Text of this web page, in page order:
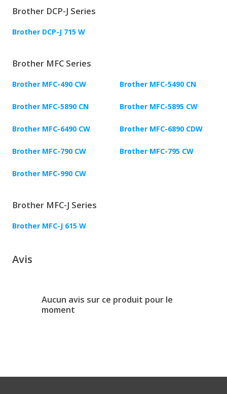
Brother DCP-J Series
Brother DCP-J 715 W
Brother MFC Series
Brother MFC-490 CW Brother MFC-5490 CN
Brother MFC-5890 CN Brother MFC-5895 CW
Brother MFC-6490 CW Brother MFC-6890 CDW
Brother MFC-790 CW Brother MFC-795 CW
Brother MFC-990 CW
Brother MFC-J Series
Brother MFC-J 615 W
Avis
Aucun avis sur ce produit pour le
moment